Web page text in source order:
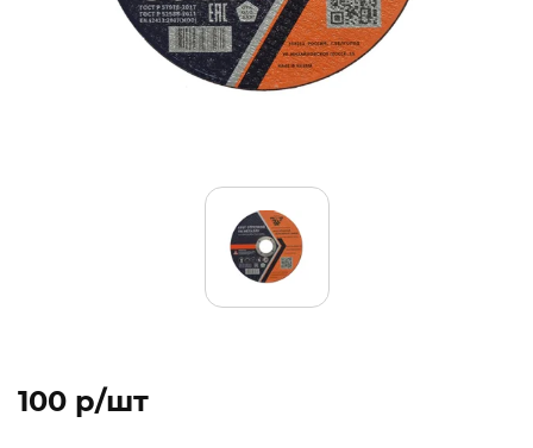
100 p/шт